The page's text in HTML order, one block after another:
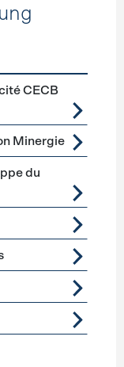
CECB
Minergie
du